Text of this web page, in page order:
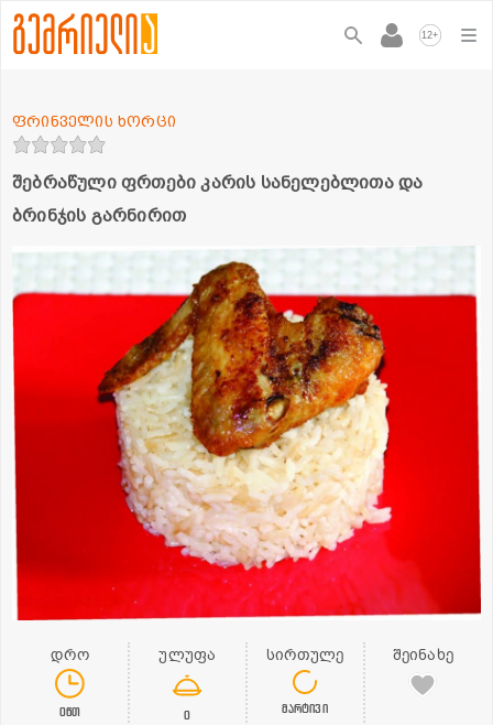
12+
შებრაწული ფრთები კარის სანელებლითა და
ბრინჯის გარნირით
ფრინველის ხორცი
დრო
0წთ
ულუფა
0
სირთულე
მარტივი
შეინახე